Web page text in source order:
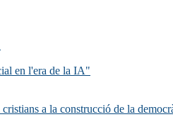
en l'era de la IA"
a la construcció de la